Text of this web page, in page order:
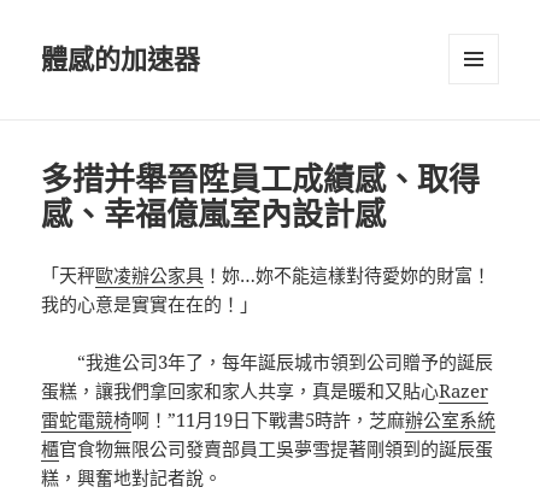
體感的加速器
多措并舉晉陞員工成績感、取得
感、幸福億嵐室內設計感
「天秤歐凌辦公家具 ！妳…妳不能這樣對待愛妳的財富！
我的心意是實實在在的！」
“我進公司3年了，每年誕辰城市領到公司贈予的誕辰
蛋糕，讓我們拿回家和家人共享，真是暖和又貼心Razer
雷蛇電競椅啊！”11月19日下戰書5時許，芝麻辦公室系統
櫃官食物無限公司發賣部員工吳夢雪提著剛領到的誕辰蛋
糕，興奮地對記者說。